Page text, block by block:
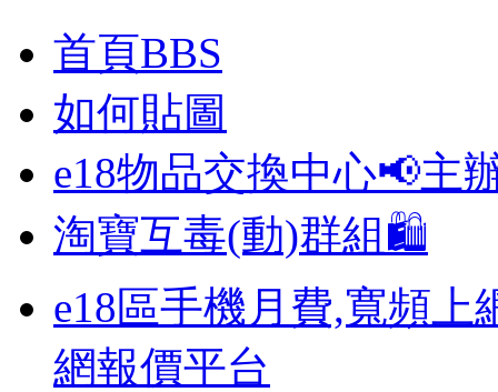
首頁BBS
如何貼圖
e18物品交換中心📢主
淘寶互毒(動)群組🛍️
e18區手機月費,寬頻上
網報價平台